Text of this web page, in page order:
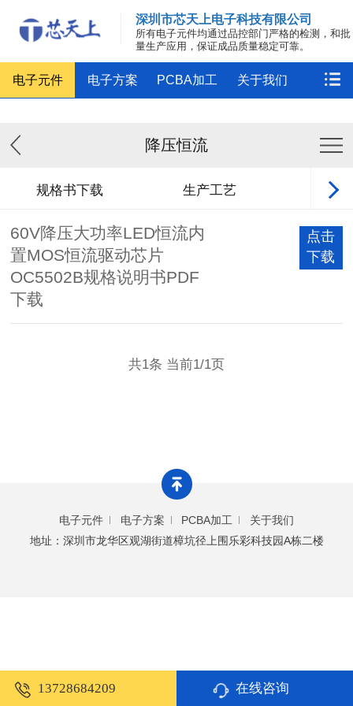
深圳市芯天上电子科技有限公司
所有电子元件均通过品控部门严格的检测，和批
量生产应用，保证成品质量稳定可靠。
电子元件 电子方案 PCBA加工 关于我们
降压恒流
规格书下载 生产工艺 方
点击
下载
60V降压大功率LED恒流内
置MOS恒流驱动芯片
OC5502B规格说明书PDF
下载
共1条 当前1/1页
电子元件 电子方案 PCBA加工
关于我们
地址：深圳市龙华区观湖街道樟坑径上围乐彩科技园A栋二楼
13728684209 在线咨询